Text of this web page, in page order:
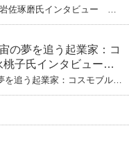
は
佐琢磨氏インタビュー
の夢を追う起業家：コ
子氏インタビュー
を追う起業家：コスモブルー